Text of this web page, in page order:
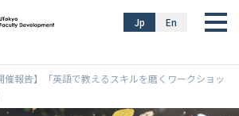
En
Jp
催報告】「英語で教えるスキルを磨くワークショッ